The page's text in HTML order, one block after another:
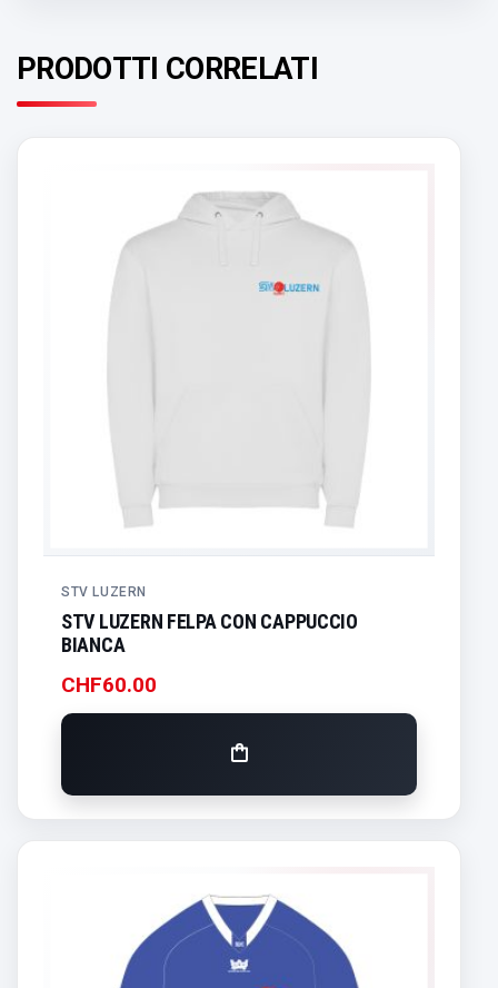
PRODOTTI CORRELATI
STV LUZERN
STV LUZERN FELPA CON CAPPUCCIO
BIANCA
CHF60.00